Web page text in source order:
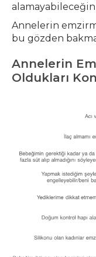
Annelerin
bu gözden
Annelerin
Oldukları